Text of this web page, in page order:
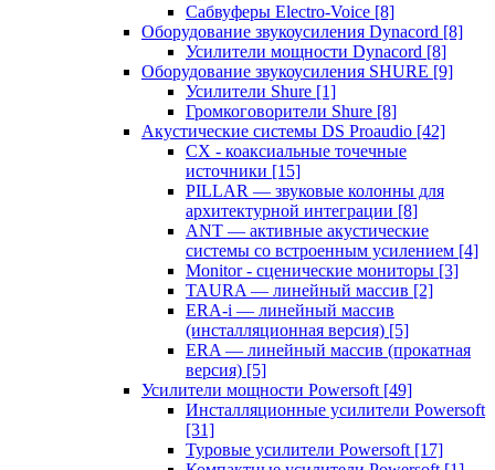
Сабвуферы Electro-Voice [8]
Оборудование звукоусиления Dynacord [8]
Усилители мощности Dynacord [8]
Оборудование звукоусиления SHURE [9]
Усилители Shure [1]
Громкоговорители Shure [8]
Акустические системы DS Proaudio [42]
CX - коаксиальные точечные
источники [15]
PILLAR — звуковые колонны для
архитектурной интеграции [8]
ANT — активные акустические
системы со встроенным усилением [4]
Monitor - сценические мониторы [3]
TAURA — линейный массив [2]
ERA-i — линейный массив
(инсталляционная версия) [5]
ERA — линейный массив (прокатная
версия) [5]
Усилители мощности Powersoft [49]
Инсталляционные усилители Powersoft
[31]
Туровые усилители Powersoft [17]